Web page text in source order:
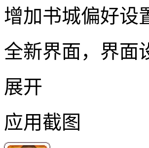
增加书城偏好设
全新界面，界面
展开
应用截图